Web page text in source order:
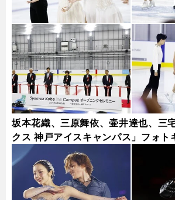
坂本花織、三原舞依、壷井達也、三
クス 神戸アイスキャンパス」フォト